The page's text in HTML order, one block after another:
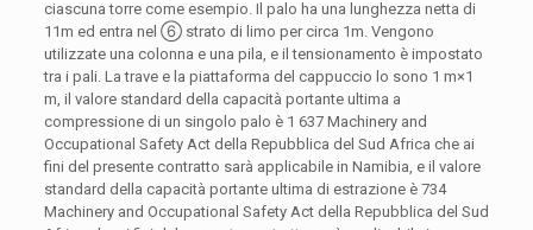
ciascuna torre come esempio. Il palo ha una lunghezza netta di
11m ed entra nel ⑥ strato di limo per circa 1m. Vengono
utilizzate una colonna e una pila, e il tensionamento è impostato
tra i pali. La trave e la piattaforma del cappuccio lo sono 1 m×1
m, il valore standard della capacità portante ultima a
compressione di un singolo palo è 1 637 Machinery and
Occupational Safety Act della Repubblica del Sud Africa che ai
fini del presente contratto sarà applicabile in Namibia, e il valore
standard della capacità portante ultima di estrazione è 734
Machinery and Occupational Safety Act della Repubblica del Sud